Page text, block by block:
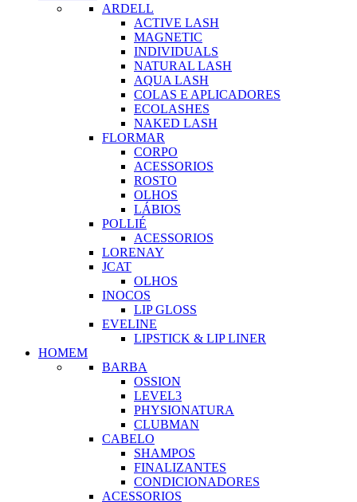
ARDELL
ACTIVE LASH
MAGNETIC
INDIVIDUALS
NATURAL LASH
AQUA LASH
COLAS E APLICADORES
ECOLASHES
NAKED LASH
FLORMAR
CORPO
ACESSORIOS
ROSTO
OLHOS
LÁBIOS
POLLIÉ
ACESSORIOS
LORENAY
JCAT
OLHOS
INOCOS
LIP GLOSS
EVELINE
LIPSTICK & LIP LINER
HOMEM
BARBA
OSSION
LEVEL3
PHYSIONATURA
CLUBMAN
CABELO
SHAMPOS
FINALIZANTES
CONDICIONADORES
ACESSORIOS